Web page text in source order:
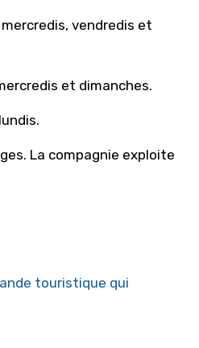
vendredis et
et dimanches.
La compagnie exploite
touristique qui